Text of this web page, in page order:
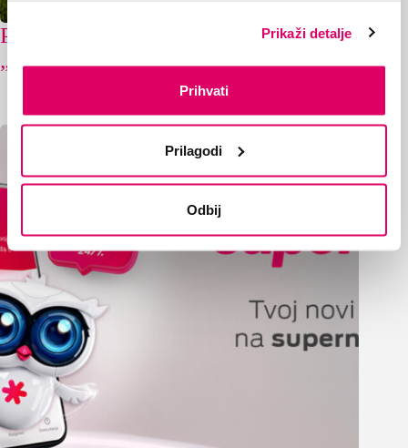
Prikaži detalje
Prihvati
Prilagodi
Odbij
Poznati dobitnici nagradne igre
„Supernova nagrađuje vjernost“